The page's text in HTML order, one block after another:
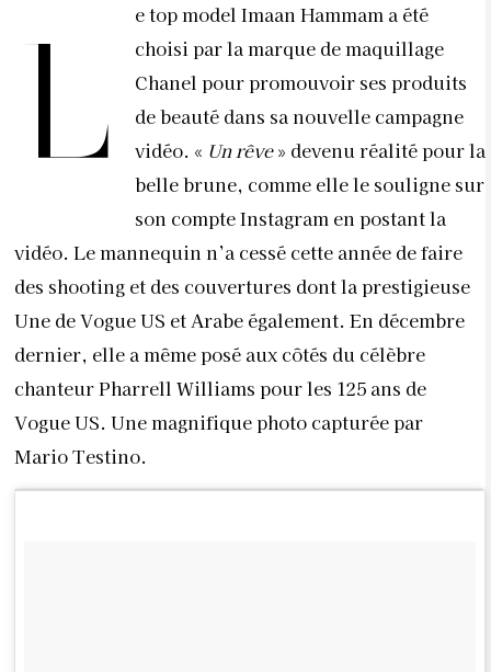
L
e top model Imaan Hammam a été
choisi par la marque de maquillage
Chanel pour promouvoir ses produits
de beauté dans sa nouvelle campagne
vidéo. « Un rêve» devenu réalité pour la
belle brune, comme elle le souligne sur
son compte Instagram en postant la
vidéo. Le mannequin n’a cessé cette année de faire
des shooting et des couvertures dont la prestigieuse
Une de Vogue US et Arabe également. En décembre
dernier, elle a même posé aux côtés du célèbre
chanteur Pharrell Williams pour les 125 ans de
Vogue US. Une magnifique photo capturée par
Mario Testino.